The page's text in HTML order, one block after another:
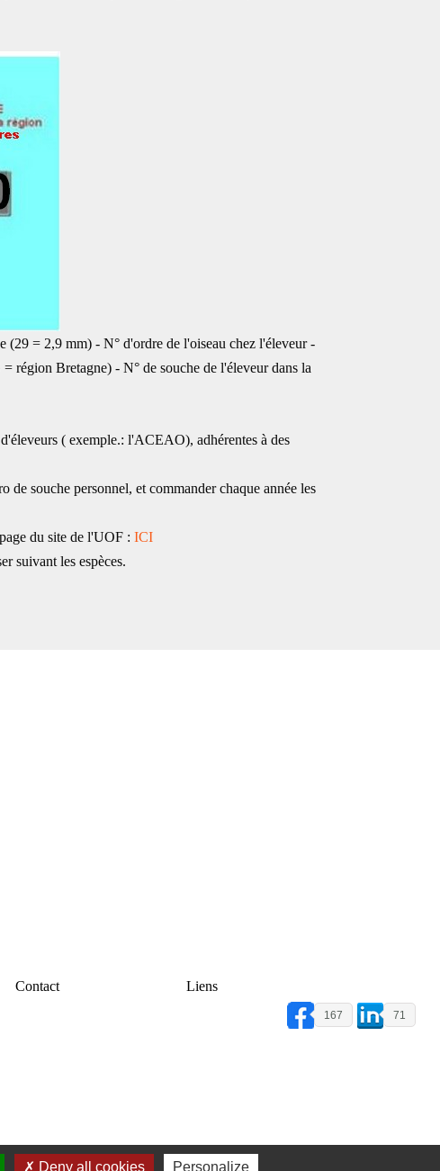
167 71
(29 = 2,9 mm) - N° d'ordre de l'oiseau chez l'éleveur -
région Bretagne) - N° de souche de l'éleveur dans la
( exemple.: l'ACEAO), adhérentes à des
souche personnel, et commander chaque année les
du site de l'UOF : ICI
suivant les espèces.
Contact Liens
Deny all cookies Personalize